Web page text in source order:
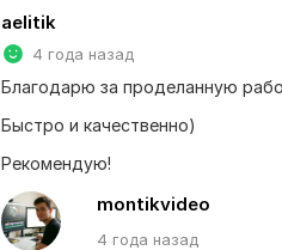
aelitik
4 года назад
Благодарю за проделанную
Быстро и качественно)
Рекомендую!
montikvideo
4 года назад